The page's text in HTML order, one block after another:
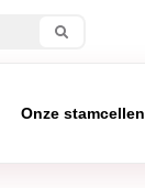
Onze stamcellen